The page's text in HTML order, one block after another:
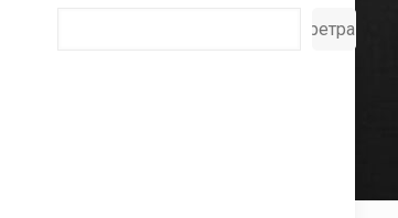
Претрага